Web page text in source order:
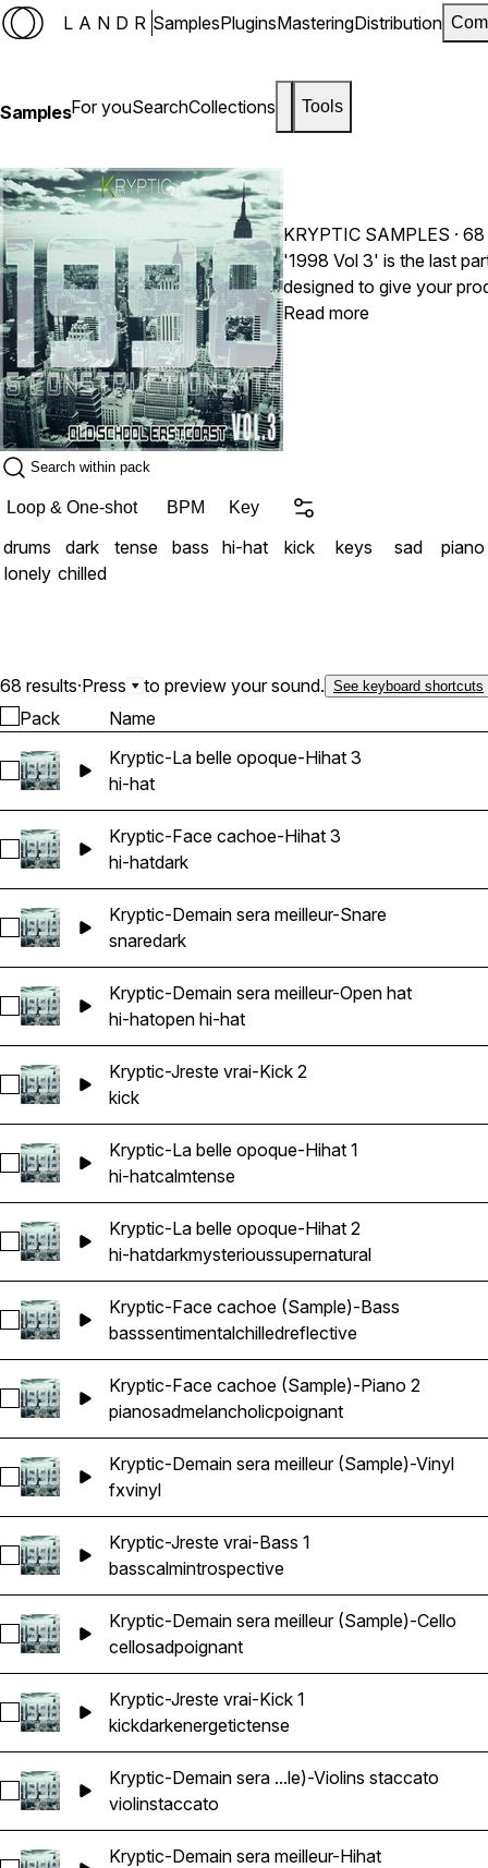
LANDR SamplesPluginsMasteringDistribution
SamplesFor youSearchCollections Tools
KRYPTIC SAMPLES ·
'1998 Vol 3' is the last
designed to give your
Construction Kits and 93
Read more
Loop & One-shot BPM Key
drums dark tense bass hi-hat kick keys sad
piano
lonely chilled
68 results·Press to preview your sound. See keyboard shortcuts
Pack Name
Select Kryptic-La belle opoque-Hihat 3
Kryptic-La belle opoque-Hihat 3
hi-hat
Select Kryptic-Face cachoe-Hihat 3
Kryptic-Face cachoe-Hihat 3
hi-hatdark
Select Kryptic-Demain sera meilleur-Snare
Kryptic-Demain sera meilleur-Snare
snaredark
Select Kryptic-Demain sera meilleur-Open hat
Kryptic-Demain sera meilleur-Open hat
hi-hatopen hi-hat
Select Kryptic-Jreste vrai-Kick 2
Kryptic-Jreste vrai-Kick 2
kick
Select Kryptic-La belle opoque-Hihat 1
Kryptic-La belle opoque-Hihat 1
hi-hatcalmtense
Select Kryptic-La belle opoque-Hihat 2
Kryptic-La belle opoque-Hihat 2
hi-hatdarkmysterioussupernatural
Select Kryptic-Face cachoe (Sample)-Bass
Kryptic-Face cachoe (Sample)-Bass
basssentimentalchilledreflective
Select Kryptic-Face cachoe (Sample)-Piano 2
Kryptic-Face cachoe (Sample)-Piano 2
pianosadmelancholicpoignant
Select Kryptic-Demain sera meilleur (Sample)-Vinyl
Kryptic-Demain sera meilleur (Sample)-Vinyl
fxvinyl
Select Kryptic-Jreste vrai-Bass 1
Kryptic-Jreste vrai-Bass 1
basscalmintrospective
Select Kryptic-Demain sera meilleur (Sample)-Cello
Kryptic-Demain sera meilleur (Sample)-Cello
cellosadpoignant
Select Kryptic-Jreste vrai-Kick 1
Kryptic-Jreste vrai-Kick 1
kickdarkenergetictense
Select Kryptic-Demain sera meilleur (Sample)-Violins staccato
Kryptic-Demain sera ...le)-Violins staccato
violinstaccato
Kryptic-Demain sera meilleur-Hihat